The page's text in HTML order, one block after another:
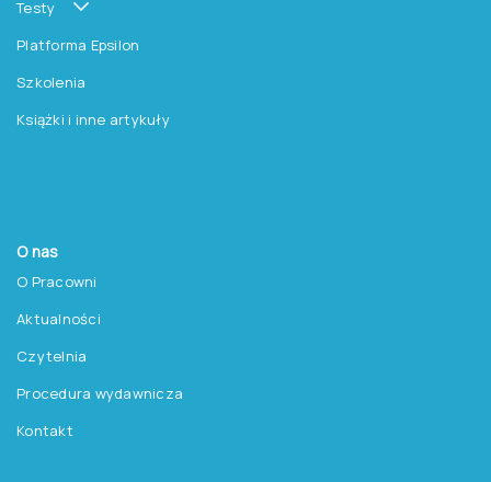
Testy
Platforma Epsilon
Szkolenia
Książki i inne artykuły
O nas
O Pracowni
Aktualności
Czytelnia
Procedura wydawnicza
Kontakt